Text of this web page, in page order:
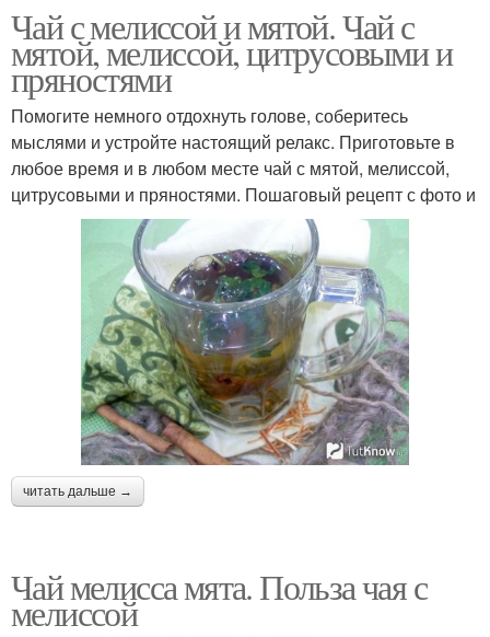
Чай с мелиссой и мятой. Чай с
мятой, мелиссой, цитрусовыми и
пряностями
Помогите немного отдохнуть голове, соберитесь
мыслями и устройте настоящий релакс. Приготовьте в
любое время и в любом месте чай с мятой, мелиссой,
цитрусовыми и пряностями. Пошаговый рецепт с фото и
читать дальше →
Чай мелисса мята. Польза чая с
мелиссой